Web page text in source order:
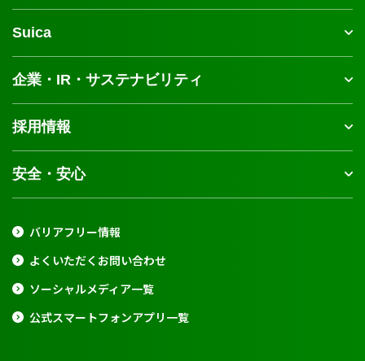
Suica
企業・IR・サステナビリティ
採用情報
安全・安心
バリアフリー情報
よくいただくお問い合わせ
ソーシャルメディア一覧
公式スマートフォンアプリ一覧